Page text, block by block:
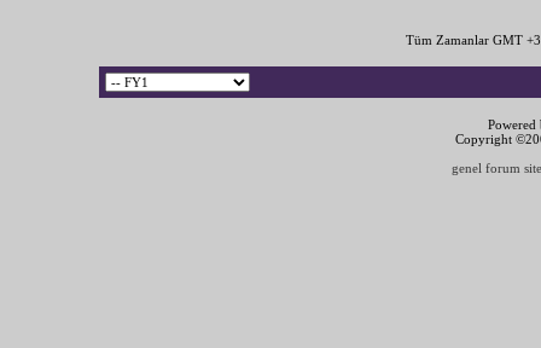
Tüm Zamanlar GMT
Copyright
genel forum